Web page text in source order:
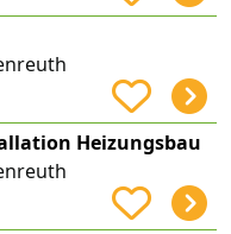
Heizungsbau